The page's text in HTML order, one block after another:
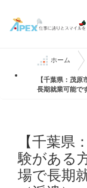
ホーム
【千葉県：茂
長期就業可能で
【千葉県
験がある
場で長期